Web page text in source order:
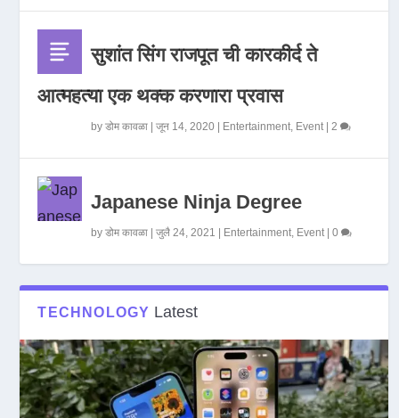
सुशांत सिंग राजपूत ची कारकीर्द ते
आत्महत्या एक थक्क करणारा प्रवास
byडोम कावळा |जून 14, 2020 Entertainment, Event|2
Japanese Ninja Degree
byडोम कावळा |जुलै 24, 2021 Entertainment, Event|0
TECHNOLOGY Latest